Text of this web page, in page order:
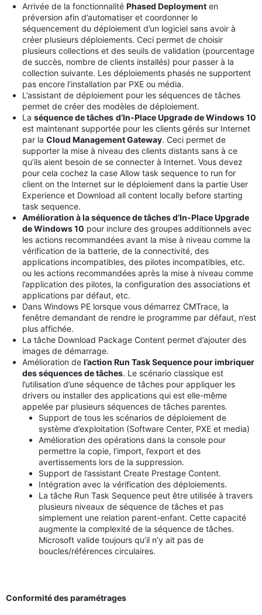
Arrivée de la fonctionnalité Phased Deployment en
préversion afin d’automatiser et coordonner le
séquencement du déploiement d’un logiciel sans avoir à
créer plusieurs déploiements. Ceci permet de choisir
plusieurs collections et des seuils de validation (pourcentage
de succès, nombre de clients installés) pour passer à la
collection suivante. Les déploiements phasés ne supportent
pas encore l’installation par PXE ou média.
L’assistant de déploiement pour les séquences de tâches
permet de créer des modèles de déploiement.
La séquence de tâches d’In-Place Upgrade de Windows 10
est maintenant supportée pour les clients gérés sur Internet
par la Cloud Management Gateway. Ceci permet de
supporter la mise à niveau des clients distants sans à ce
qu’ils aient besoin de se connecter à Internet. Vous devez
pour cela cochez la case Allow task sequence to run for
client on the Internet sur le déploiement dans la partie User
Experience et Download all content locally before starting
task sequence.
Amélioration à la séquence de tâches d’In-Place Upgrade
de Windows 10 pour inclure des groupes additionnels avec
les actions recommandées avant la mise à niveau comme la
vérification de la batterie, de la connectivité, des
applications incompatibles, des pilotes incompatibles, etc.
ou les actions recommandées après la mise à niveau comme
l’application des pilotes, la configuration des associations et
applications par défaut, etc.
Dans Windows PE lorsque vous démarrez CMTrace, la
fenêtre demandant de rendre le programme par défaut, n’est
plus affichée.
La tâche Download Package Content permet d’ajouter des
images de démarrage.
Amélioration de l’action Run Task Sequence pour imbriquer
des séquences de tâches. Le scénario classique est
l’utilisation d’une séquence de tâches pour appliquer les
drivers ou installer des applications qui est elle-même
appelée par plusieurs séquences de tâches parentes.
Support de tous les scénarios de déploiement de
système d’exploitation (Software Center, PXE et media)
Amélioration des opérations dans la console pour
permettre la copie, l’import, l’export et des
avertissements lors de la suppression.
Support de l’assistant Create Prestage Content.
Intégration avec la vérification des déploiements.
La tâche Run Task Sequence peut être utilisée à travers
plusieurs niveaux de séquence de tâches et pas
simplement une relation parent-enfant. Cette capacité
augmente la complexité de la séquence de tâches.
Microsoft valide toujours qu’il n’y ait pas de
boucles/références circulaires.
Conformité des paramétrages